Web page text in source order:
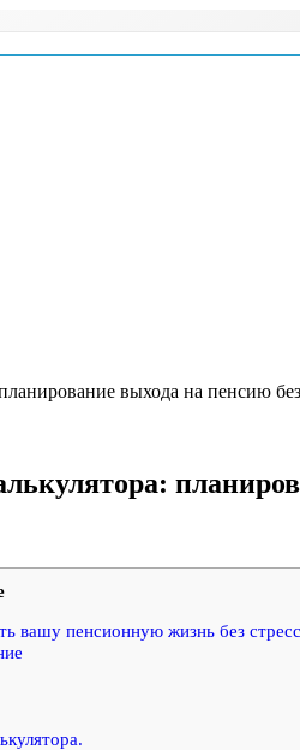
выхода на пенсию без
вашу пенсионную жизнь без